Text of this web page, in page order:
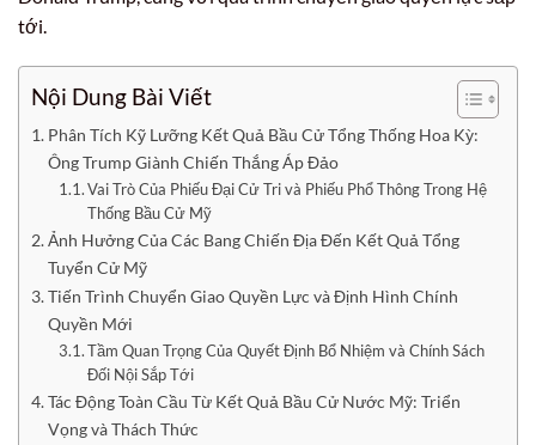
tới.
Nội Dung Bài Viết
Phân Tích Kỹ Lưỡng Kết Quả Bầu Cử Tổng Thống Hoa Kỳ:
Ông Trump Giành Chiến Thắng Áp Đảo
Vai Trò Của Phiếu Đại Cử Tri và Phiếu Phổ Thông Trong Hệ
Thống Bầu Cử Mỹ
Ảnh Hưởng Của Các Bang Chiến Địa Đến Kết Quả Tổng
Tuyển Cử Mỹ
Tiến Trình Chuyển Giao Quyền Lực và Định Hình Chính
Quyền Mới
Tầm Quan Trọng Của Quyết Định Bổ Nhiệm và Chính Sách
Đối Nội Sắp Tới
Tác Động Toàn Cầu Từ Kết Quả Bầu Cử Nước Mỹ: Triển
Vọng và Thách Thức